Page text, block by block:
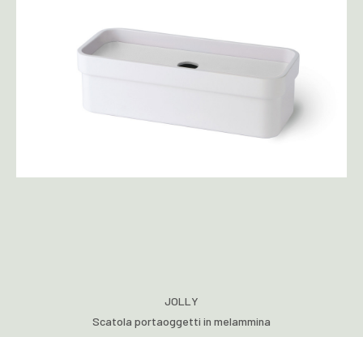
JOLLY
Scatola portaoggetti in melammina